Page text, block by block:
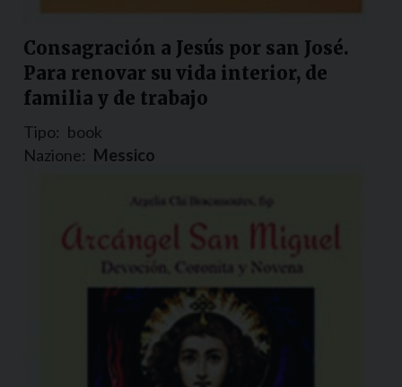
Consagración a Jesús por san José.
Para renovar su vida interior, de
familia y de trabajo
Tipo: book
Nazione: Messico